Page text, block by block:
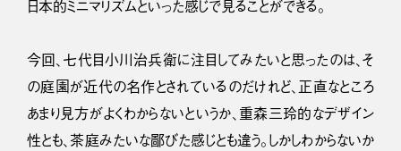
日本的ミニマリズムといった感じで見ることができる。
今回、七代目小川治兵衛に注目してみたいと思ったのは、そ
の庭園が近代の名作とされているのだけれど、正直なところ
あまり見方がよくわからないというか、重森三玲的なデザイン
性とも、茶庭みたいな鄙びた感じとも違う。しかしわからないか